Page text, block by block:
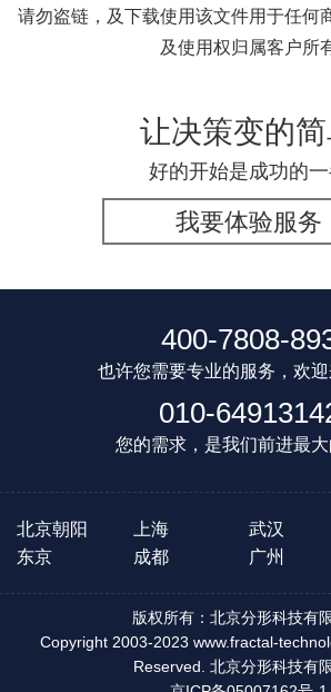
请勿盗链，及下载使用该文件用于任何
及使用权归属客户所
让决策变的
好的开始是成功的
我要体验服务
400-7808-
也许您需要专业的服务，欢
010-
您的需求，是我们前进最大
北京朝阳 上海 武汉
东京
成都 广州
版权所有：北京分形科技有
Copyright 2003-2023 www.fractal-
Reserved. 北京分形科技有